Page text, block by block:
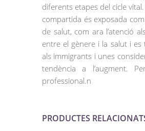
diferents etapes del cicle
compartida és exposada
de salut, com ara l’atenció
entre el gènere i la salut i es
als immigrants i unes
tendència a l’augment.
professional.n
PRODUCTES